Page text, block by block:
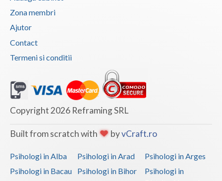
Vaslui
Vrancea
Interventie psihoterapeutica in tulburarea de s... (1)
Interventie psihoterapeutica in tulburarea dism... (1)
Interventie psihoterapeutica in tulburarea opoz... (1)
Logoterapie in tulburarile de comunicare (1)
Psihodiagnostic si evaluare clinica (1)
Psihoterapie - Interventie psihoterapeutica in ... (1)
Psihoterapie - Interventie psihoterapeutica in ... (1)
Psihoterapie - Interventie psihoterapeutica in ... (1)
Psihoterapie - Interventie psihoterapeutica in ... (1)
Psihoterapie - Interventie psihoterapeutica in ... (1)
Zona membri
Ajutor
Contact
Termeni si conditii
Copyright 2026 Reframing SRL
Built from scratch with byvCraft.ro
Psihologi in Alba Psihologi in Arad
Psihologi in Arges
Psihologi in Bacau
Psihologi in Bihor
Psihologi in